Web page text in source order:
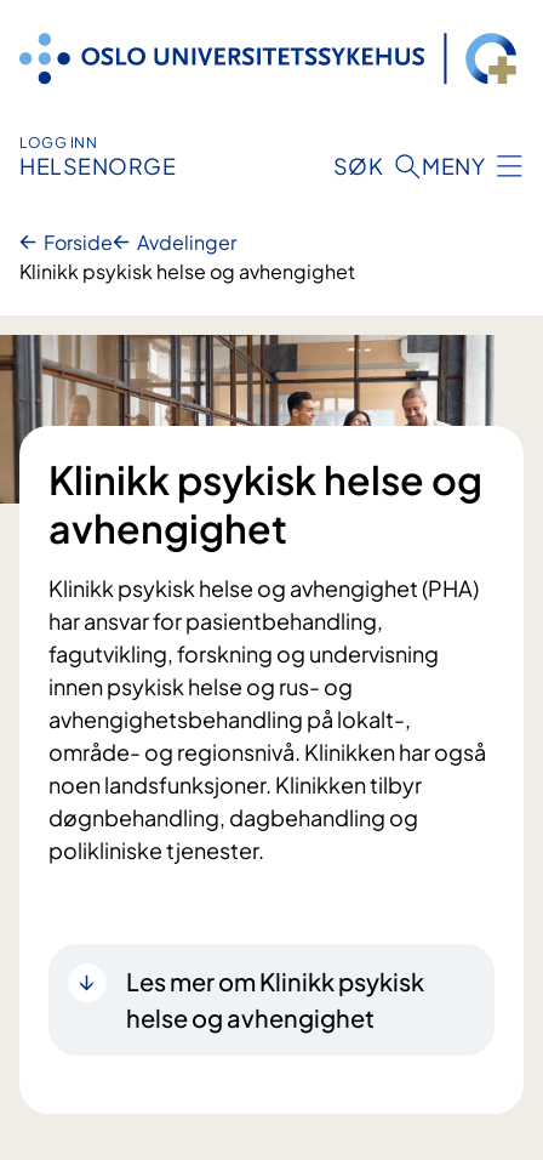
innhold
LOGG INN
HELSENORGE SØK MENY
Forside
Avdelinger
Klinikk psykisk helse og avhengighet
Klinikk psykisk helse og
avhengighet
Klinikk psykisk helse og avhengighet (PHA)
har ansvar for pasientbehandling,
fagutvikling, forskning og undervisning
innen psykisk helse og rus- og
avhengighetsbehandling på lokalt-,
område- og regionsnivå. Klinikken har også
noen landsfunksjoner. Klinikken tilbyr
døgnbehandling, dagbehandling og
polikliniske tjenester.
Les mer om Klinikk psykisk
helse og avhengighet